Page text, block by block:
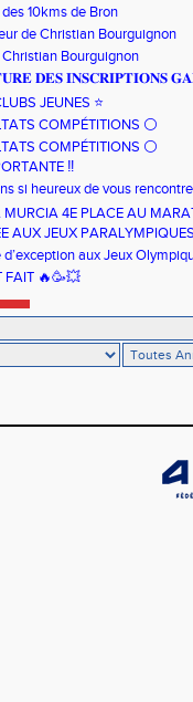
10kms de Bron
de Christian Bourguignon
Christian Bourguignon
𝐃𝐄𝐒 𝐈𝐍𝐒𝐂𝐑𝐈𝐏𝐓𝐈𝐎𝐍𝐒
JEUNES ⭐️
COMPÉTITIONS ⚪️
COMPÉTITIONS ⚪️
‼️
si heureux de vous
MURCIA 4E PLACE AU
AUX JEUX
d’exception aux Jeux
FAIT 🔥🥳💥